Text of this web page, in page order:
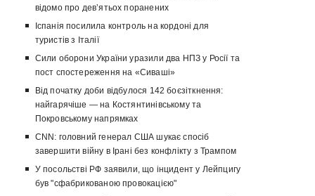
відомо про девʼятьох поранених
Іспанія посилила контроль на кордоні для
туристів з Італії
Сили оборони України уразили два НПЗ у Росії та
пост спостереження на «Сиваші»
Від початку доби відбулося 142 боєзіткнення:
найгарячіше — на Костянтинівському та
Покровському напрямках
CNN: головний генерал США шукає спосіб
завершити війну в Ірані без конфлікту з Трампом
У посольстві РФ заявили, що інцидент у Лейпцигу
був "сфабрикованою провокацією"